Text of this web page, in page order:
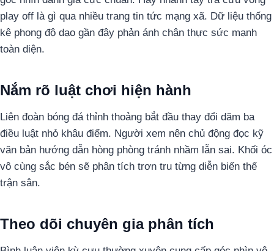
play off là gì qua nhiều trang tin tức mạng xã. Dữ liệu thống
kê phong độ dạo gần đây phản ánh chân thực sức mạnh
toàn diện.
Nắm rõ luật chơi hiện hành
Liên đoàn bóng đá thỉnh thoảng bắt đầu thay đổi dăm ba
điều luật nhỏ khâu điểm. Người xem nên chủ động đọc kỹ
văn bản hướng dẫn hòng phòng tránh nhầm lẫn sai. Khối óc
vô cùng sắc bén sẽ phân tích trơn tru từng diễn biến thế
trận sân.
Theo dõi chuyên gia phân tích